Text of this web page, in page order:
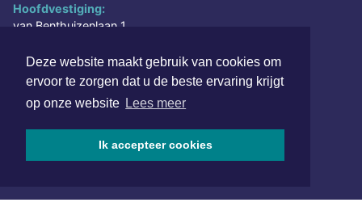
Deze website maakt gebruik van cookies om
ervoor te zorgen dat u de beste ervaring krijgt
op onze website Lees meer
Ik accepteer cookies
Hoofdvestiging:
van Benthuizenlaan 1
www.xyto.nl